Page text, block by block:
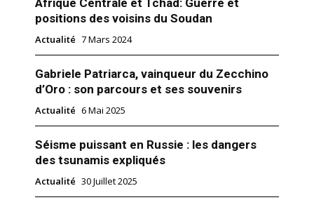
positions des voisins du Soudan
Actualité 7 Mars 2024
Gabriele Patriarca, vainqueur du Zecchino
d’Oro : son parcours et ses souvenirs
Actualité 6 Mai 2025
Séisme puissant en Russie : les dangers
des tsunamis expliqués
Actualité 30 Juillet 2025